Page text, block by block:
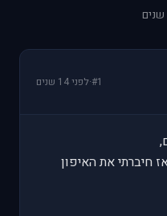
#1
·לפני 14 שנים
חיברתי את האיפון